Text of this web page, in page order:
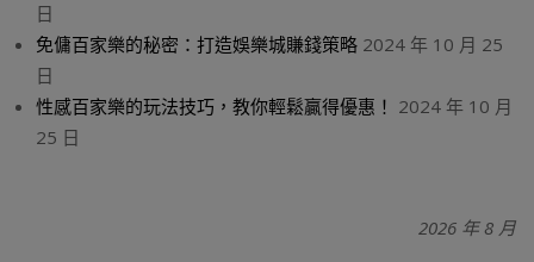
日
免傭百家樂的秘密：打造娛樂城賺錢策略 2024 年 10 月 25
日
性感百家樂的玩法技巧，教你輕鬆贏得優惠！ 2024 年 10 月
25 日
2026 年 8 月